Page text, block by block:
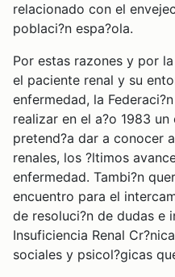
relacionado con el
poblaci?n espa?ola.
Por estas razones y por
el paciente renal y su
enfermedad, la
realizar en el a?o 1983
pretend?a dar a conocer
renales, los ?ltimos
enfermedad. Tambi?n
encuentro para el
de resoluci?n de dudas e
Insuficiencia Renal
sociales y psicol?gicas